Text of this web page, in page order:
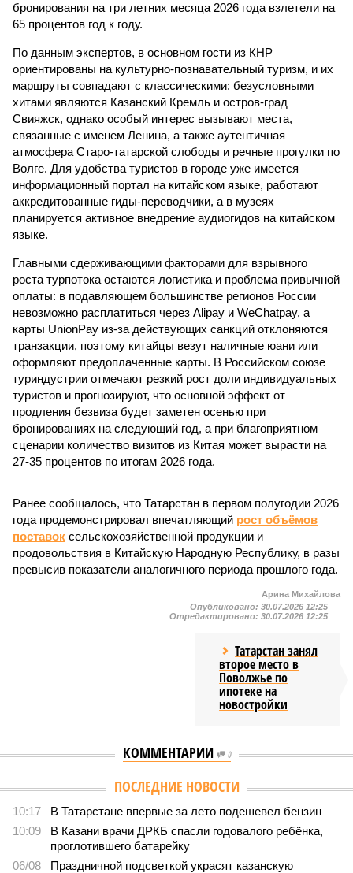
бронирования на три летних месяца 2026 года взлетели на
65 процентов год к году.
По данным экспертов, в основном гости из КНР
ориентированы на культурно-познавательный туризм, и их
маршруты совпадают с классическими: безусловными
хитами являются Казанский Кремль и остров-град
Свияжск, однако особый интерес вызывают места,
связанные с именем Ленина, а также аутентичная
атмосфера Старо-татарской слободы и речные прогулки по
Волге. Для удобства туристов в городе уже имеется
информационный портал на китайском языке, работают
аккредитованные гиды-переводчики, а в музеях
планируется активное внедрение аудиогидов на китайском
языке.
Главными сдерживающими факторами для взрывного
роста турпотока остаются логистика и проблема привычной
оплаты: в подавляющем большинстве регионов России
невозможно расплатиться через Alipay и WeChatpay, а
карты UnionPay из-за действующих санкций отклоняются
транзакции, поэтому китайцы везут наличные юани или
оформляют предоплаченные карты. В Российском союзе
туриндустрии отмечают резкий рост доли индивидуальных
туристов и прогнозируют, что основной эффект от
продления безвиза будет заметен осенью при
бронированиях на следующий год, а при благоприятном
сценарии количество визитов из Китая может вырасти на
27-35 процентов по итогам 2026 года.
Ранее сообщалось, что Татарстан в первом полугодии 2026
года продемонстрировал впечатляющий рост объёмов
поставок сельскохозяйственной продукции и
продовольствия в Китайскую Народную Республику, в разы
превысив показатели аналогичного периода прошлого года.
Арина Михайлова
Опубликовано: 30.07.2026 12:25
Отредактировано: 30.07.2026 12:25
Татарстан занял
второе место в
Поволжье по
ипотеке на
новостройки
КОММЕНТАРИИ 0
ПОСЛЕДНИЕ НОВОСТИ
10:17
В Татарстане впервые за лето подешевел бензин
10:09
В Казани врачи ДРКБ спасли годовалого ребёнка,
проглотившего батарейку
06/08
Праздничной подсветкой украсят казанскую